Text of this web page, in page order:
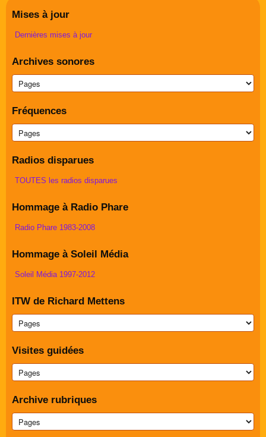
Mises à jour
Dernières mises à jour
Archives sonores
Fréquences
Radios disparues
TOUTES les radios disparues
Hommage à Radio Phare
Radio Phare 1983-2008
Hommage à Soleil Média
Soleil Média 1997-2012
ITW de Richard Mettens
Visites guidées
Archive rubriques